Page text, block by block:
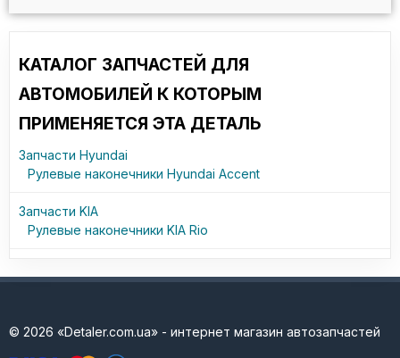
КАТАЛОГ ЗАПЧАСТЕЙ ДЛЯ
АВТОМОБИЛЕЙ К КОТОРЫМ
ПРИМЕНЯЕТСЯ ЭТА ДЕТАЛЬ
Запчасти Hyundai
Рулевые наконечники Hyundai Accent
Запчасти KIA
Рулевые наконечники KIA Rio
© 2026 «Detaler.com.ua» - интернет магазин автозапчастей